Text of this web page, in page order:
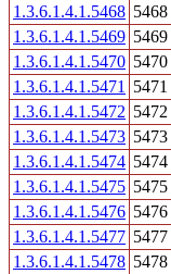
1.3.6.1.4.1.5468 5468
1.3.6.1.4.1.5469 5469
1.3.6.1.4.1.5470 5470
1.3.6.1.4.1.5471
5471
1.3.6.1.4.1.5472 5472
1.3.6.1.4.1.5473 5473
1.3.6.1.4.1.5474 5474
1.3.6.1.4.1.5475 5475
1.3.6.1.4.1.5476 5476
1.3.6.1.4.1.5477 5477
1.3.6.1.4.1.5478 5478